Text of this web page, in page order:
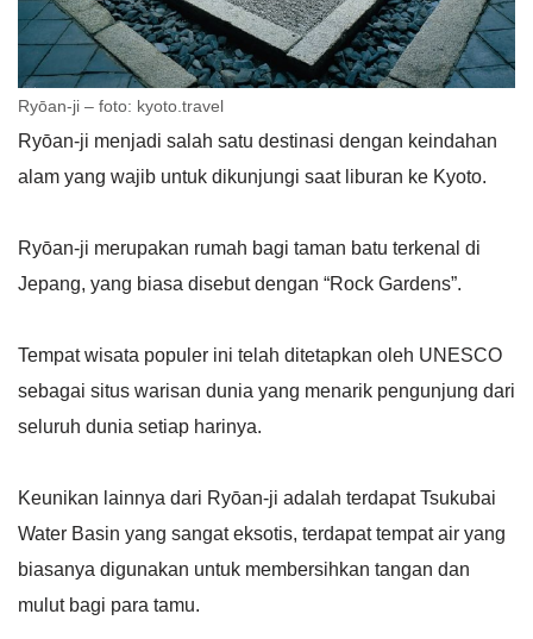
Ryōan-ji – foto: kyoto.travel
Ryōan-ji menjadi salah satu destinasi dengan keindahan
alam yang wajib untuk dikunjungi saat liburan ke Kyoto.
Ryōan-ji merupakan rumah bagi taman batu terkenal di
Jepang, yang biasa disebut dengan “Rock Gardens”.
Tempat wisata populer ini telah ditetapkan oleh UNESCO
sebagai situs warisan dunia yang menarik pengunjung dari
seluruh dunia setiap harinya.
Keunikan lainnya dari Ryōan-ji adalah terdapat Tsukubai
Water Basin yang sangat eksotis, terdapat tempat air yang
biasanya digunakan untuk membersihkan tangan dan
mulut bagi para tamu.